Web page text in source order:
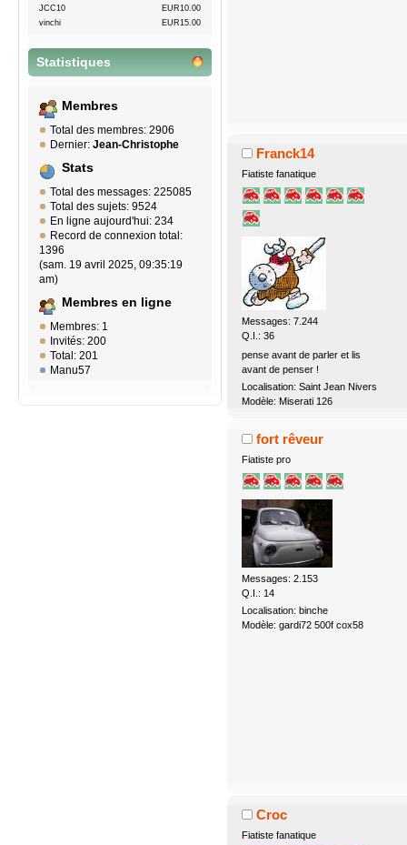
JCC10
EUR10.00
vinchi
EUR15.00
Statistiques
Membres
Total des membres: 2906
Dernier: Jean-Christophe
Stats
Total des messages: 225085
Total des sujets: 9524
En ligne aujourd'hui: 234
Record de connexion total:
1396
(sam. 19 avril 2025, 09:35:19
am)
Membres en ligne
Membres: 1
Invités: 200
Total: 201
Manu57
Franck14
Fiatiste fanatique
Messages: 7.244
Q.I.: 36
pense avant de parler et lis
avant de penser !
Localisation: Saint Jean Nivers
Modèle: Miserati 126
fort rêveur
Fiatiste pro
Messages: 2.153
Q.I.: 14
Localisation: binche
Modèle: gardi72 500f cox58
Croc
Fiatiste fanatique